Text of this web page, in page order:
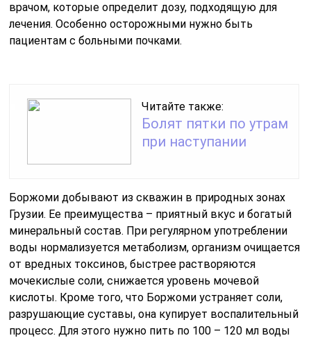
врачом, которые определит дозу, подходящую для
лечения. Особенно осторожными нужно быть
пациентам с больными почками.
Читайте также:
Болят пятки по утрам
при наступании
Боржоми добывают из скважин в природных зонах
Грузии. Ее преимущества – приятный вкус и богатый
минеральный состав. При регулярном употреблении
воды нормализуется метаболизм, организм очищается
от вредных токсинов, быстрее растворяются
мочекислые соли, снижается уровень мочевой
кислоты. Кроме того, что Боржоми устраняет соли,
разрушающие суставы, она купирует воспалительный
процесс. Для этого нужно пить по 100 – 120 мл воды